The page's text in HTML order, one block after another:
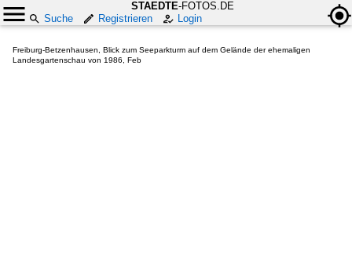
STAEDTE-FOTOS.DE
Suche
Registrieren Login
Freiburg-Betzenhausen, Blick zum Seeparkturm auf dem Gelände der ehemaligen
Landesgartenschau von 1986, Feb